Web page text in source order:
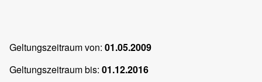
Geltungszeitraum von: 01.05.2009
Geltungszeitraum bis: 01.12.2016